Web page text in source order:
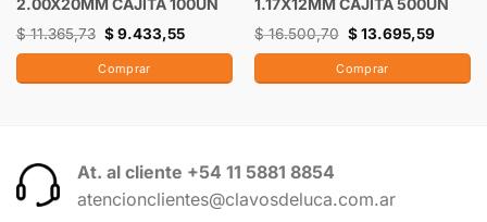
2.00X20MM CAJITA 100UN
$11.365,73 $9.433,55
Comprar
1.17X12MM CAJITA 500UN
$16.500,70 $13.695,59
Comprar
At. al cliente +54 11 5881 8854
atencionclientes@clavosdeluca.com.ar